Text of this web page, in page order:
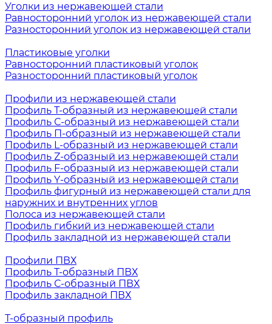
Уголки из нержавеющей стали
Равносторонний уголок из нержавеющей стали
Разносторонний уголок из нержавеющей стали
Пластиковые уголки
Равносторонний пластиковый уголок
Разносторонний пластиковый уголок
Профили из нержавеющей стали
Профиль Т-образный из нержавеющей стали
Профиль С-образный из нержавеющей стали
Профиль П-образный из нержавеющей стали
Профиль L-образный из нержавеющей стали
Профиль Z-образный из нержавеющей стали
Профиль F-образный из нержавеющей стали
Профиль Y-образный из нержавеющей стали
Профиль фигурный из нержавеющей стали для
наружних и внутренних углов
Полоса из нержавеющей стали
Профиль гибкий из нержавеющей стали
Профиль закладной из нержавеющей стали
Профили ПВХ
Профиль Т-образный ПВХ
Профиль С-образный ПВХ
Профиль закладной ПВХ
Т-образный профиль